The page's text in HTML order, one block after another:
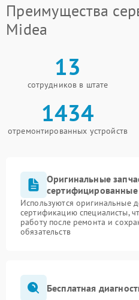
Преимущества
Midea
13
сотрудников в штате
1434
отремонтированных устройств
Оригинальные
сертифицированные
Используются оригинальные
сертификацию специалисты,
работу после ремонта и
обязательств
Бесплатная